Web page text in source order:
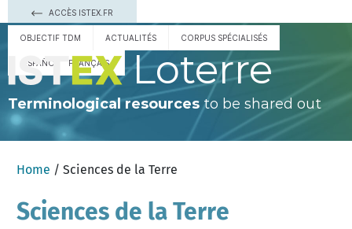
ACCÈS ISTEX.FR
OBJECTIF TDM ACTUALITÉS CORPUS SPÉCIALISÉS
ESPAÑOL FRANÇAIS Loterre
Terminological resourcesto be shared out
Home / Sciences de la Terre
Sciences de la Terre